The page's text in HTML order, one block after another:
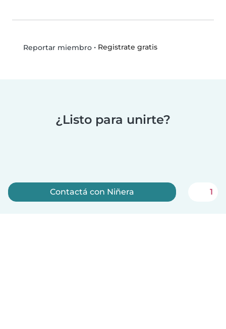
Reportar miembro• Registrate gratis
¿Listo para unirte?
Contactá con Niñera 1